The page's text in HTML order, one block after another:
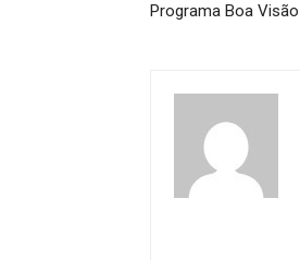
Programa Boa Visão